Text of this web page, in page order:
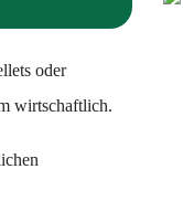
oder
wirtschaftlich.